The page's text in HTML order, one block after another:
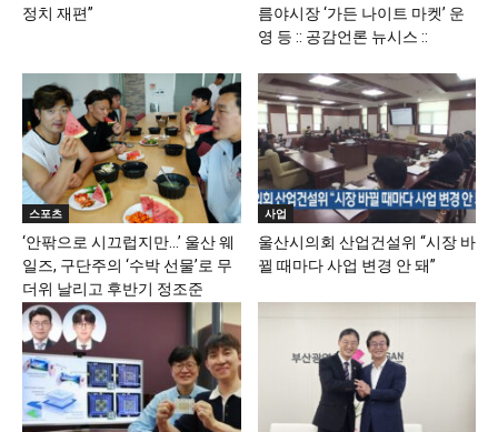
정치 재편”
름야시장 ‘가든 나이트 마켓’ 운
영 등 :: 공감언론 뉴시스 ::
스포츠
‘안팎으로 시끄럽지만…’ 울산 웨
일즈, 구단주의 ‘수박 선물’로 무
더위 날리고 후반기 정조준
사업
울산시의회 산업건설위 “시장 바
뀔 때마다 사업 변경 안 돼”